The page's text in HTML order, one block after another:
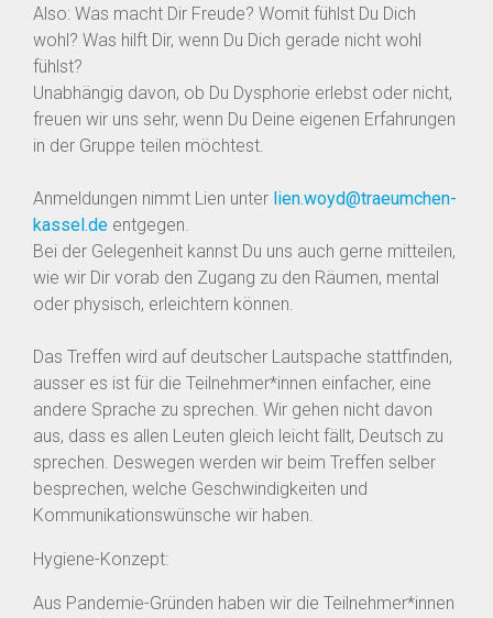
Also: Was macht Dir Freude? Womit fühlst Du Dich
wohl? Was hilft Dir, wenn Du Dich gerade nicht wohl
fühlst?
Unabhängig davon, ob Du Dysphorie erlebst oder nicht,
freuen wir uns sehr, wenn Du Deine eigenen Erfahrungen
in der Gruppe teilen möchtest.
Anmeldungen nimmt Lien unter lien.woyd@traeumchen-
kassel.de entgegen.
Bei der Gelegenheit kannst Du uns auch gerne mitteilen,
wie wir Dir vorab den Zugang zu den Räumen, mental
oder physisch, erleichtern können.
Das Treffen wird auf deutscher Lautspache stattfinden,
ausser es ist für die Teilnehmer*innen einfacher, eine
andere Sprache zu sprechen. Wir gehen nicht davon
aus, dass es allen Leuten gleich leicht fällt, Deutsch zu
sprechen. Deswegen werden wir beim Treffen selber
besprechen, welche Geschwindigkeiten und
Kommunikationswünsche wir haben.
Hygiene-Konzept:
Aus Pandemie-Gründen haben wir die Teilnehmer*innen